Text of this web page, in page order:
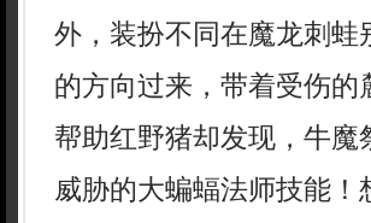
外，装扮不同在魔龙刺
的方向过来，带着受伤
帮助红野猪却发现，牛
威胁的大蝙蝠法师技能